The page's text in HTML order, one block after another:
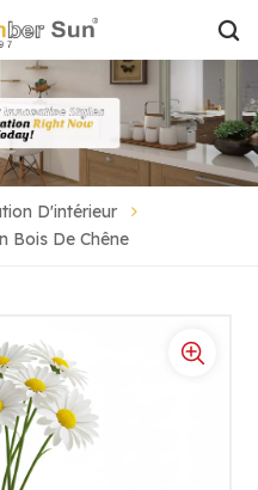
D'intérieur
Bois De Chêne